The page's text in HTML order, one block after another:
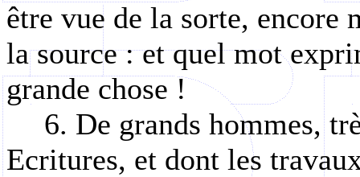
être vue de la sorte,
la source : et quel mot
grande chose !
6. De grands hommes,
Ecritures, et dont les